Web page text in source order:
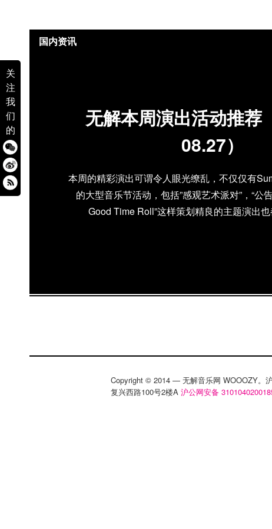
关
注
我
们
的
无解本周演出活动推荐
08.27）
本周的精彩演出可谓令人眼光缭乱，不仅仅有
的大型音乐节活动，包括”感观艺术派对”，“公
Good Time Roll”这样策划精良的主题演出也
国内资讯
Copyright © 2014 — 无解音乐网 WOOOZY。
复兴西路100号2楼A 沪公网安备